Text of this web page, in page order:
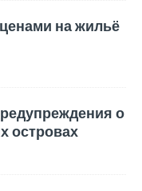
на жильё
о
островах